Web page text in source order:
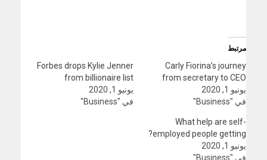
مرتبط
Carly Fiorina’s journey
from secretary to CEO
يونيو 1, 2020
في "Business"
Forbes drops Kylie Jenner
from billionaire list
يونيو 1, 2020
في "Business"
What help are self-
employed people getting?
يونيو 1, 2020
في "Business"